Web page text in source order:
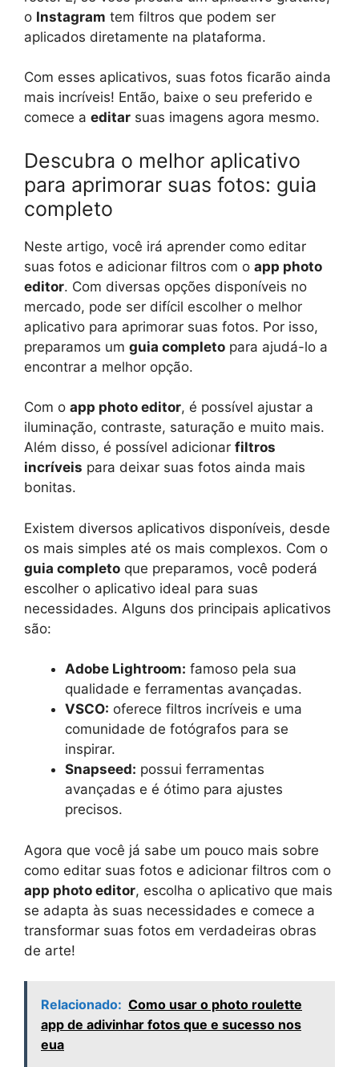
o Instagram tem filtros que podem ser
aplicados diretamente na plataforma.
Com esses aplicativos, suas fotos ficarão ainda
mais incríveis! Então, baixe o seu preferido e
comece a editar suas imagens agora mesmo.
Descubra o melhor aplicativo
para aprimorar suas fotos: guia
completo
Neste artigo, você irá aprender como editar
suas fotos e adicionar filtros com o app photo
editor. Com diversas opções disponíveis no
mercado, pode ser difícil escolher o melhor
aplicativo para aprimorar suas fotos. Por isso,
preparamos um guia completo para ajudá-lo a
encontrar a melhor opção.
Com o app photo editor, é possível ajustar a
iluminação, contraste, saturação e muito mais.
Além disso, é possível adicionar filtros
incríveis para deixar suas fotos ainda mais
bonitas.
Existem diversos aplicativos disponíveis, desde
os mais simples até os mais complexos. Com o
guia completo que preparamos, você poderá
escolher o aplicativo ideal para suas
necessidades. Alguns dos principais aplicativos
são:
Adobe Lightroom: famoso pela sua
qualidade e ferramentas avançadas.
VSCO: oferece filtros incríveis e uma
comunidade de fotógrafos para se
inspirar.
Snapseed: possui ferramentas
avançadas e é ótimo para ajustes
precisos.
Agora que você já sabe um pouco mais sobre
como editar suas fotos e adicionar filtros com o
app photo editor, escolha o aplicativo que mais
se adapta às suas necessidades e comece a
transformar suas fotos em verdadeiras obras
de arte!
Relacionado: Como usar o photo roulette
app de adivinhar fotos que e sucesso nos
eua